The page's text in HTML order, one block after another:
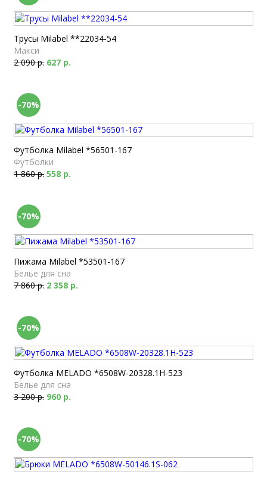
Трусы Milabel **22034-54
Макси
2 090 р. 627 р.
-70%
Футболка Milabel *56501-167
Футболки
1 860 р. 558 р.
-70%
Пижама Milabel *53501-167
Белье для сна
7 860 р. 2 358 р.
-70%
Футболка MELADO *6508W-20328.1H-523
Белье для сна
3 200 р. 960 р.
-70%